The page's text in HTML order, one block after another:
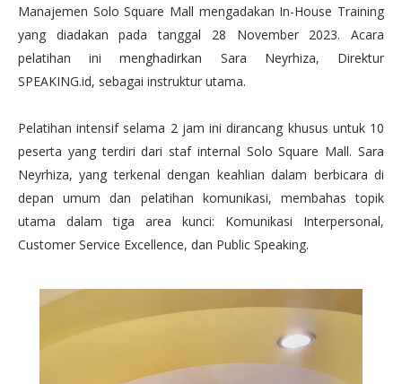
Manajemen Solo Square Mall mengadakan In-House Training
yang diadakan pada tanggal 28 November 2023. Acara
pelatihan ini menghadirkan Sara Neyrhiza, Direktur
SPEAKING.id, sebagai instruktur utama.
Pelatihan intensif selama 2 jam ini dirancang khusus untuk 10
peserta yang terdiri dari staf internal Solo Square Mall. Sara
Neyrhiza, yang terkenal dengan keahlian dalam berbicara di
depan umum dan pelatihan komunikasi, membahas topik
utama dalam tiga area kunci: Komunikasi Interpersonal,
Customer Service Excellence, dan Public Speaking.